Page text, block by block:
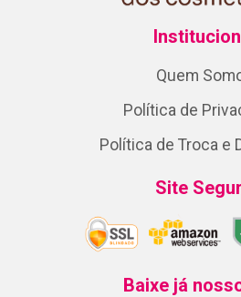
Quem
Política de
Política de Troca e
Site
Baixe já